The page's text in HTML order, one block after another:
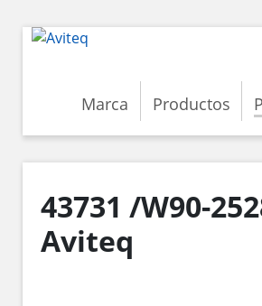
Marca Productos
43731 /W90-
Aviteq